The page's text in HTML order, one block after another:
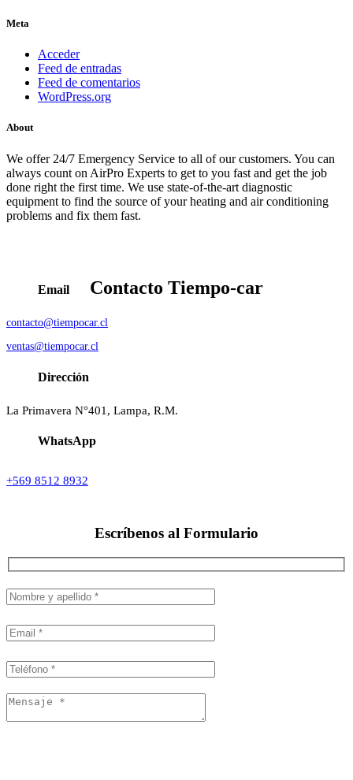
Meta
Acceder
Feed de entradas
Feed de comentarios
WordPress.org
About
We offer 24/7 Emergency Service to all of our customers. You can
always count on AirPro Experts to get to you fast and get the job
done right the first time. We use state-of-the-art diagnostic
equipment to find the source of your heating and air conditioning
problems and fix them fast.
Contacto Tiempo-car
Email
contacto@tiempocar.cl
ventas@tiempocar.cl
Dirección
La Primavera N°401, Lampa, R.M.
WhatsApp
+569 8512 8932
Escríbenos al Formulario